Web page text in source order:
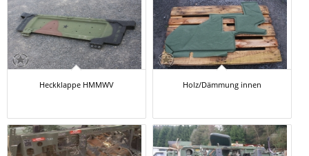
Heckklappe HMMWV Holz/Dämmung innen